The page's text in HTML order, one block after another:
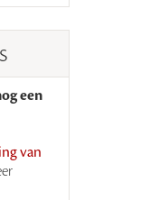
een
van